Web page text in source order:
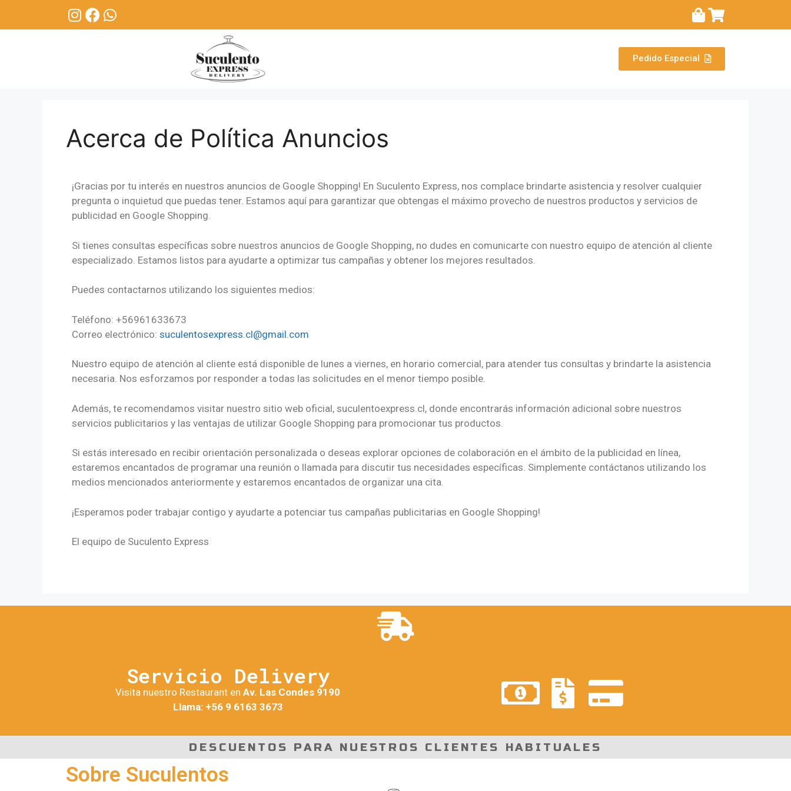
Pedido Especial
Acerca de Política Anuncios
¡Gracias por tu interés en nuestros anuncios de Google Shopping! En Suculento Express, nos complace brindarte asistencia y resolver cualquier
pregunta o inquietud que puedas tener. Estamos aquí para garantizar que obtengas el máximo provecho de nuestros productos y servicios de
publicidad en Google Shopping.
Si tienes consultas específicas sobre nuestros anuncios de Google Shopping, no dudes en comunicarte con nuestro equipo de atención al cliente
especializado. Estamos listos para ayudarte a optimizar tus campañas y obtener los mejores resultados.
Puedes contactarnos utilizando los siguientes medios:
Teléfono: +56961633673
Correo electrónico: suculentosexpress.cl@gmail.com
Nuestro equipo de atención al cliente está disponible de lunes a viernes, en horario comercial, para atender tus consultas y brindarte la asistencia
necesaria. Nos esforzamos por responder a todas las solicitudes en el menor tiempo posible.
Además, te recomendamos visitar nuestro sitio web oficial, suculentoexpress.cl, donde encontrarás información adicional sobre nuestros
servicios publicitarios y las ventajas de utilizar Google Shopping para promocionar tus productos.
Si estás interesado en recibir orientación personalizada o deseas explorar opciones de colaboración en el ámbito de la publicidad en línea,
estaremos encantados de programar una reunión o llamada para discutir tus necesidades específicas. Simplemente contáctanos utilizando los
medios mencionados anteriormente y estaremos encantados de organizar una cita.
¡Esperamos poder trabajar contigo y ayudarte a potenciar tus campañas publicitarias en Google Shopping!
El equipo de Suculento Express
Servicio Delivery
Visita nuestro Restaurant en Av. Las Condes 9190
Llama: +56 9 6163 3673
DESCUENTOS PARA NUESTROS CLIENTES HABITUALES
Sobre Suculentos